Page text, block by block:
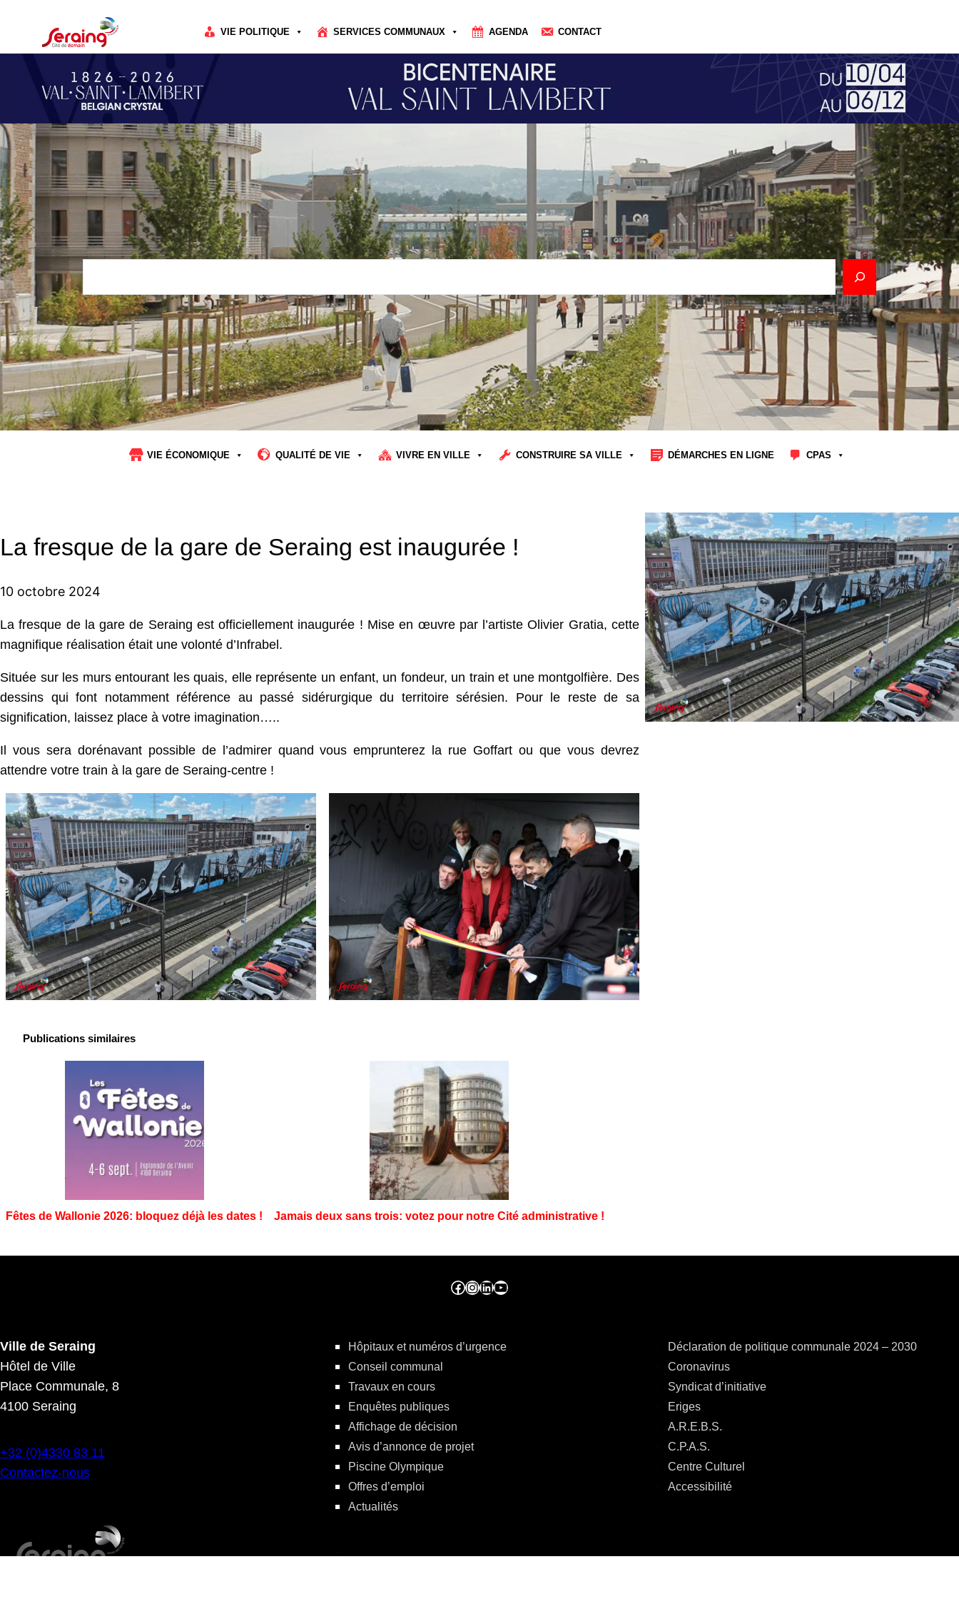
VIE POLITIQUE SERVICES COMMUNAUX AGENDA CONTACT
Rechercher
VIE ÉCONOMIQUE QUALITÉ DE VIE VIVRE EN VILLE CONSTRUIRE SA VILLE DÉMARCHES EN LIGNE CPAS
La fresque de la gare de Seraing est inaugurée !
10 octobre 2024
La fresque de la gare de Seraing est officiellement inaugurée ! Mise en œuvre par l’artiste Olivier Gratia, cette
magnifique réalisation était une volonté d’Infrabel.
Située sur les murs entourant les quais, elle représente un enfant, un fondeur, un train et une montgolfière. Des
dessins qui font notamment référence au passé sidérurgique du territoire sérésien. Pour le reste de sa
signification, laissez place à votre imagination…..
Il vous sera dorénavant possible de l’admirer quand vous emprunterez la rue Goffart ou que vous devrez
attendre votre train à la gare de Seraing-centre !
Publications similaires
Fêtes de Wallonie 2026: bloquez déjà les dates ! Jamais deux sans trois: votez pour notre Cité administrative !
Facebook ville de seraing Instragram ville de seraing linkedin – ville de seraing YouTube
Ville de Seraing
Hôtel de Ville
Place Communale, 8
4100 Seraing
+32 (0)4330 83 11
Contactez-nous
Hôpitaux et numéros d’urgence
Conseil communal
Travaux en cours
Enquêtes publiques
Affichage de décision
Avis d’annonce de projet
Piscine Olympique
Offres d’emploi
Actualités
Déclaration de politique communale 2024 – 2030
Coronavirus
Syndicat d’initiative
Eriges
A.R.E.B.S.
C.P.A.S.
Centre Culturel
Accessibilité